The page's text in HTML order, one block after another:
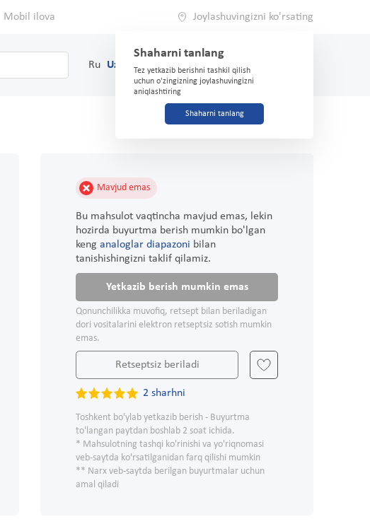
Mobil ilova Joylashuvingizni ko'rsating
Shaharni tanlang
Tez yetkazib berishni tashkil qilish
uchun o'zingizning joylashuvingizni
aniqlashtiring
Shaharni tanlang
Ru Uz (71) 200-03-03
Mavjud emas
Bu mahsulot vaqtincha mavjud emas, lekin
hozirda buyurtma berish mumkin bo'lgan
keng analoglar diapazoni bilan
tanishishingizni taklif qilamiz.
Yetkazib berish mumkin emas
Qonunchilikka muvofiq, retsept bilan beriladigan
dori vositalarini elektron retseptsiz sotish mumkin
emas.
Retseptsiz beriladi
2 sharhni
Toshkent bo'ylab yetkazib berish - Buyurtma
to'langan paytdan boshlab 2 soat ichida.
* Mahsulotning tashqi ko'rinishi va yo'riqnomasi
veb-saytda ko'rsatilganidan farq qilishi mumkin
** Narx veb-saytda berilgan buyurtmalar uchun
amal qiladi